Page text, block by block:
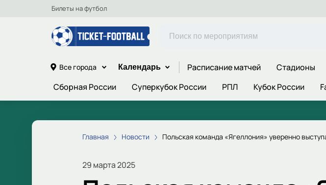
Билеты на футбол
Все города Календарь Расписание матчей Стадионы
Сборная России
Суперкубок России РПЛ Кубок России
Главная Новости Польская команда «Ягеллония» уверенно
29 марта 2025